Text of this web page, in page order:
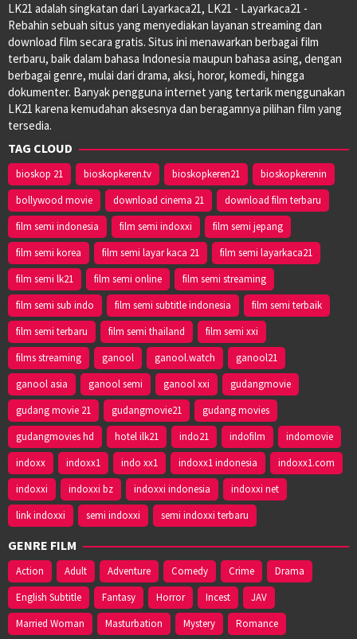
LK21 adalah singkatan dari Layarkaca21, LK21 - Layarkaca21 -
Rebahin sebuah situs yang menyediakan layanan streaming dan
download film secara gratis. Situs ini menawarkan berbagai film
terbaru, baik dalam bahasa Indonesia maupun bahasa asing, dengan
berbagai genre, mulai dari drama, aksi, horor, komedi, hingga
dokumenter. Banyak pengguna internet yang tertarik menggunakan
LK21 karena kemudahan aksesnya dan beragamnya pilihan film yang
tersedia.
TAG CLOUD
bioskop 21 bioskopkeren.tv bioskopkeren21
bioskopkerenin
bollywood movie
download cinema 21
download film terbaru
film semi indonesia
film semi indoxxi
film semi jepang
film semi korea
film semi layar kaca 21
film semi layarkaca21
film semi lk21
film semi online
film semi streaming
film semi sub indo
film semi subtitle indonesia
film semi terbaik
film semi terbaru
film semi thailand
film semi xxi
films streaming
ganool ganool.watch
ganool21
ganool asia
ganool semi ganool xxi
gudangmovie
gudang movie 21
gudangmovie21
gudang movies
gudangmovies hd
hotel ilk21 indo21 indofilm
indomovie
indoxx
indoxx1 indo xx1 indoxx1 indonesia
indoxx1.com
indoxxi
indoxxi bz indoxxi indonesia
indoxxi net
link indoxxi
semi indoxxi semi indoxxi terbaru
GENRE FILM
Action Adult Adventure Comedy Crime
Drama
English Subtitle
Fantasy Horror Incest
JAV
Married Woman
Masturbation Mystery Romance